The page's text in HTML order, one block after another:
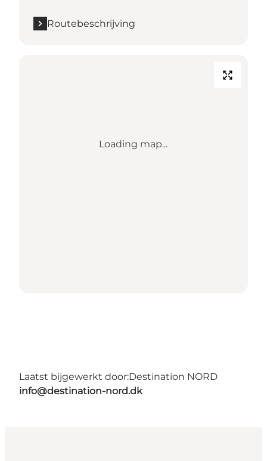
Routebeschrijving
Loading map...
Laatst bijgewerkt door:Destination NORD
info@destination-nord.dk